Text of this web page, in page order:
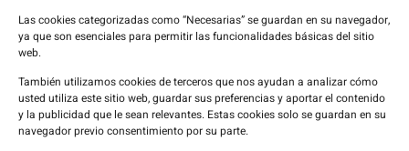
Las cookies categorizadas como “Necesarias” se guardan en su navegador,
ya que son esenciales para permitir las funcionalidades básicas del sitio
web.
También utilizamos cookies de terceros que nos ayudan a analizar cómo
usted utiliza este sitio web, guardar sus preferencias y aportar el contenido
y la publicidad que le sean relevantes. Estas cookies solo se guardan en su
navegador previo consentimiento por su parte.